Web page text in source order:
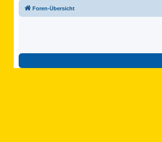
Foren-Übersicht